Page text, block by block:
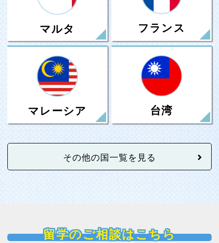
マルタ フランス
マレーシア 台湾
その他の国一覧を見る
留学のご相談はこちら